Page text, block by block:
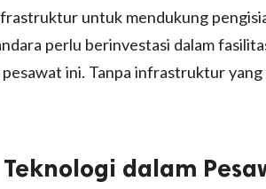
untuk mendukung
perlu berinvestasi dalam
ini. Tanpa infrastruktur
Teknologi dalam